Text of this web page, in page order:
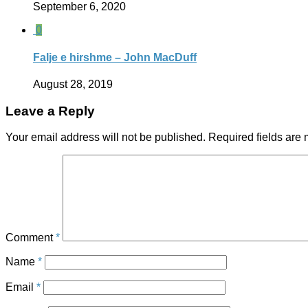
September 6, 2020
0
Falje e hirshme – John MacDuff
August 28, 2019
Leave a Reply
Your email address will not be published. Required fields are
Comment*
Name *
Email *